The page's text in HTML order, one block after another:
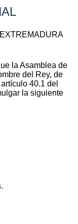
la Asamblea de
del Rey, de
40.1 del
la siguiente